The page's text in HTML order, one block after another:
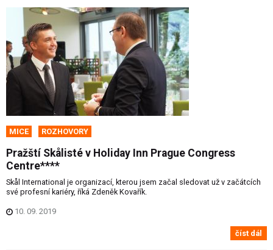
MICE ROZHOVORY
Pražští Skålisté v Holiday Inn Prague Congress
Centre****
Skål International je organizací, kterou jsem začal sledovat už v začátcích
své profesní kariéry, říká Zdeněk Kovařík.
10. 09. 2019
číst dál